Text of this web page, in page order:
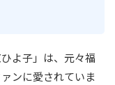
よ子」は、元々福
ンに愛されていま